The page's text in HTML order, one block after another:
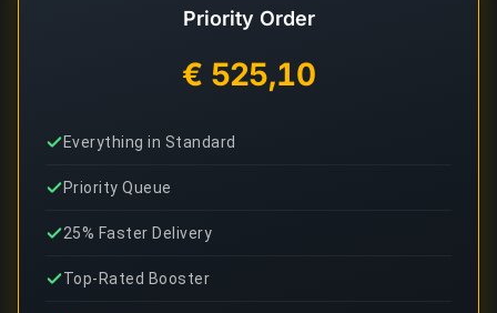
Priority Order
€ 525,10
Everything in Standard
Priority Queue
25% Faster Delivery
Top-Rated Booster